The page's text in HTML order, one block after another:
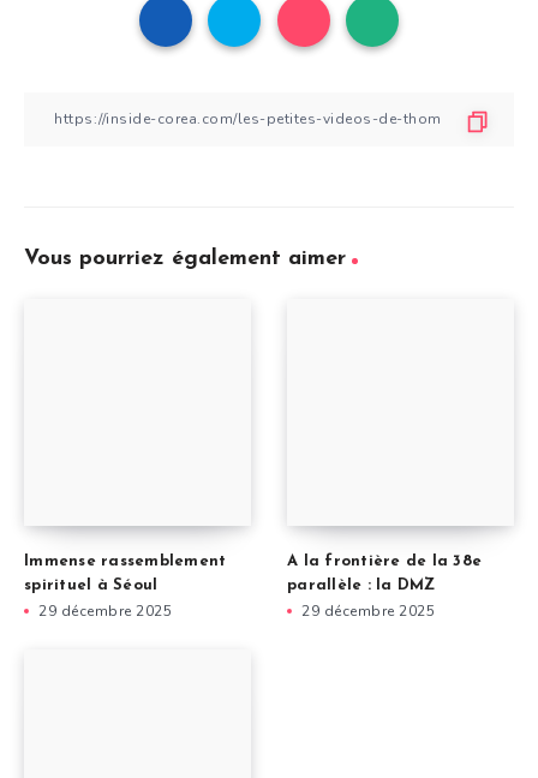
Vous pourriez également aimer
Immense rassemblement
spirituel à Séoul
29 décembre 2025
A la frontière de la 38e
parallèle : la DMZ
29 décembre 2025